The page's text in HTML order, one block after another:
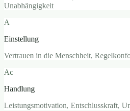
Unabhängigkeit
A
Einstellung
Vertrauen in die Menschheit,
Ac
Handlung
Leistungsmotivation, Entschlusskraft,